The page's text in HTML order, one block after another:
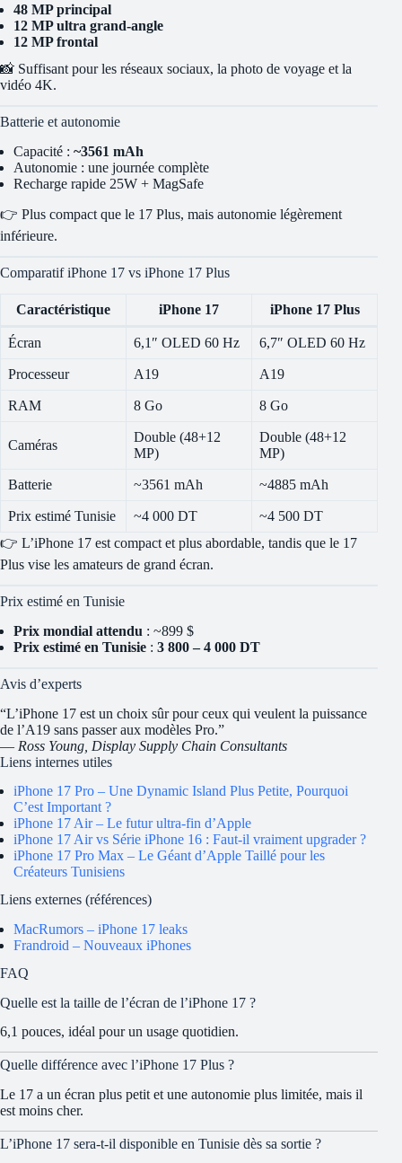
48 MP principal
12 MP ultra grand-angle
12 MP frontal
📸 Suffisant pour les réseaux sociaux, la photo de voyage et la
vidéo 4K.
Batterie et autonomie
Capacité : ~3561 mAh
Autonomie : une journée complète
Recharge rapide 25W + MagSafe
👉 Plus compact que le 17 Plus, mais autonomie légèrement
inférieure.
Comparatif iPhone 17 vs iPhone 17 Plus
Caractéristique iPhone 17 iPhone 17 Plus
Écran 6,1″ OLED 60 Hz 6,7″ OLED 60 Hz
Processeur A19 A19
RAM 8 Go 8 Go
Caméras
Double (48+12
MP)
Double (48+12
MP)
Batterie ~3561 mAh ~4885 mAh
Prix estimé Tunisie ~4 000 DT
~4 500 DT
👉 L’iPhone 17 est compact et plus abordable, tandis que le 17
Plus vise les amateurs de grand écran.
Prix estimé en Tunisie
Prix mondial attendu : ~899 $
Prix estimé en Tunisie : 3 800 – 4 000 DT
Avis d’experts
“L’iPhone 17 est un choix sûr pour ceux qui veulent la puissance
de l’A19 sans passer aux modèles Pro.”
— Ross Young, Display Supply Chain Consultants
Liens internes utiles
iPhone 17 Pro – Une Dynamic Island Plus Petite, Pourquoi
C’est Important ?
iPhone 17 Air – Le futur ultra-fin d’Apple
iPhone 17 Air vs Série iPhone 16 : Faut-il vraiment upgrader ?
iPhone 17 Pro Max – Le Géant d’Apple Taillé pour les
Créateurs Tunisiens
Liens externes (références)
MacRumors – iPhone 17 leaks
Frandroid – Nouveaux iPhones
FAQ
Quelle est la taille de l’écran de l’iPhone 17 ?
6,1 pouces, idéal pour un usage quotidien.
Quelle différence avec l’iPhone 17 Plus ?
Le 17 a un écran plus petit et une autonomie plus limitée, mais il
est moins cher.
L’iPhone 17 sera-t-il disponible en Tunisie dès sa sortie ?